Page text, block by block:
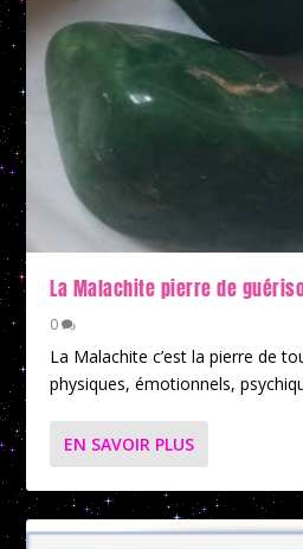
La Malachite pierre de
0
La Malachite c’est la pierre de
physiques, émotionnels,
EN SAVOIR PLUS